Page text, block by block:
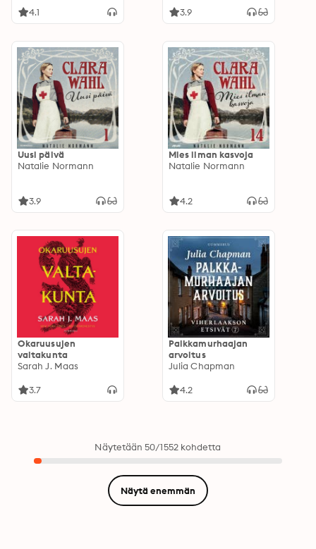
4.1 3.9
Uusi päivä
Natalie Normann
3.9
Mies ilman kasvoja
Natalie Normann
4.2
Okaruusujen
valtakunta
Sarah J. Maas
3.7
Palkkamurhaajan
arvoitus
Julia Chapman
4.2
Näytetään 50/1552 kohdetta
Näytä enemmän